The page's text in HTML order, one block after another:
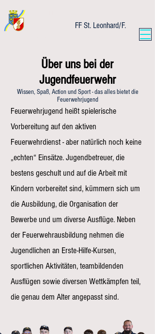
FF St. Leonhard/F.
Über uns bei der
Jugendfeuerwehr
Wissen, Spaß, Action und Sport - das alles bietet die
Feuerwehrjugend
Feuerwehrjugend heißt spielerische
Vorbereitung auf den aktiven
Feuerwehrdienst - aber natürlich noch keine
„echten“ Einsätze. Jugendbetreuer, die
bestens geschult und auf die Arbeit mit
Kindern vorbereitet sind, kümmern sich um
die Ausbildung, die Organisation der
Bewerbe und um diverse Ausflüge. Neben
der Feuerwehrausbildung nehmen die
Jugendlichen an Erste-Hilfe-Kursen,
sportlichen Aktivitäten, teambildenden
Ausflügen sowie diversen Wettkämpfen teil,
die genau dem Alter angepasst sind.